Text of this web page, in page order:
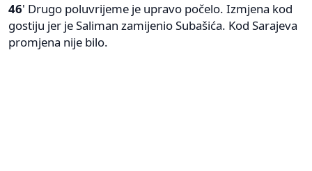
46' Drugo poluvrijeme je upravo počelo. Izmjena kod
gostiju jer je Saliman zamijenio Subašića. Kod Sarajeva
promjena nije bilo.